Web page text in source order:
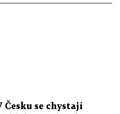
Česku se chystají